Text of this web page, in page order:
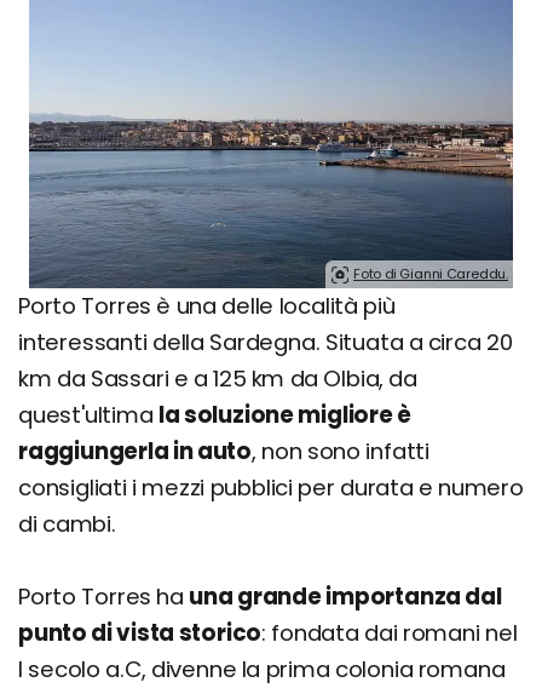
Foto di Gianni Careddu.
Porto Torres è una delle località più
interessanti della Sardegna. Situata a circa 20
km da Sassari e a 125 km da Olbia, da
quest'ultima la soluzione migliore è
raggiungerla in auto, non sono infatti
consigliati i mezzi pubblici per durata e numero
di cambi.
Porto Torres ha una grande importanza dal
punto di vista storico: fondata dai romani nel
I secolo a.C, divenne la prima colonia romana